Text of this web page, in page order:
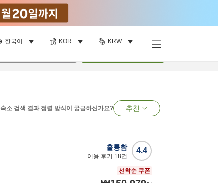
한국어 KOR KRW
숙소 검색 결과 정렬 방식이 궁금하신가요? 추천
4.4
훌륭함
이용 후기 18건
선착순 쿠폰